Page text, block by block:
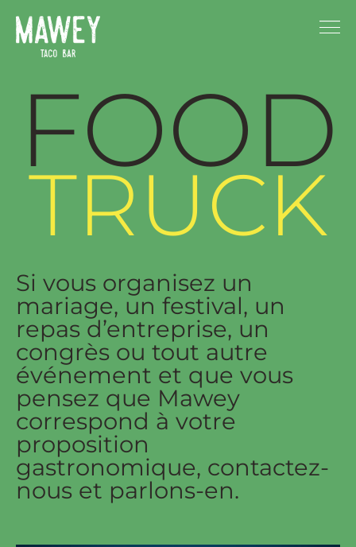
FOOD
TRUCK
Si vous organisez un
mariage, un festival, un
repas d’entreprise, un
congrès ou tout autre
événement et que vous
pensez que Mawey
correspond à votre
proposition
gastronomique, contactez-
nous et parlons-en.